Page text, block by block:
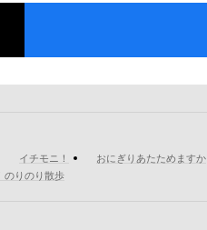
イチモニ！ おにぎりあたためますか
のりのり散歩